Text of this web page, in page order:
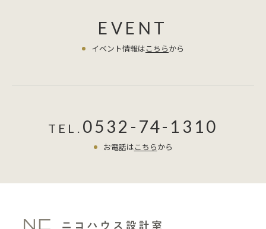
EVENT
イベント情報はこちらから
TEL. 0532-74-1310
お電話はこちらから